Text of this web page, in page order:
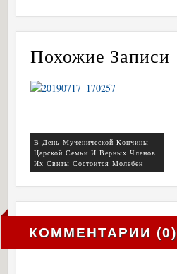
Похожие Записи
В День Мученической Кончины
Царской Семьи И Верных Членов
Их Свиты Состоится Молебен
КОММЕНТАРИИ (0)